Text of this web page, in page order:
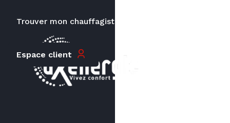
Trouver mon chauffagiste
Espace client
Le prix peut varier en fonction de